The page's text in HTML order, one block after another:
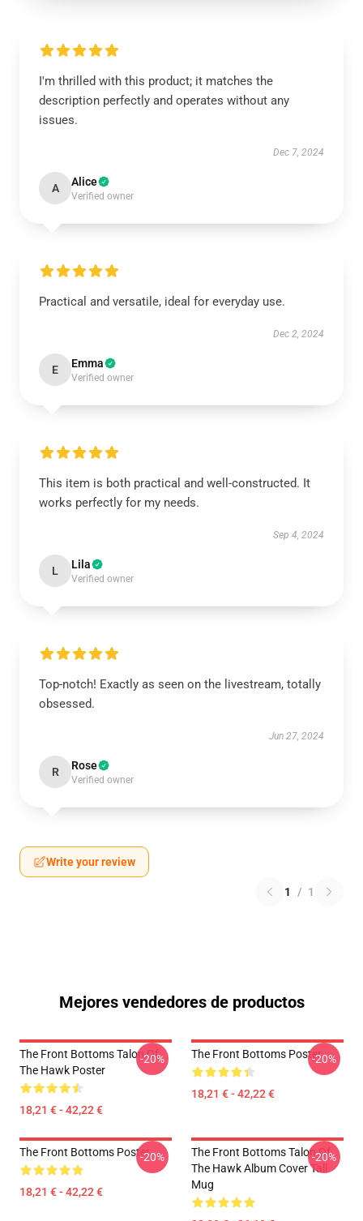
I'm thrilled with this product; it matches the
description perfectly and operates without any
issues.
Dec 7, 2024
A Alice
Verified owner
Practical and versatile, ideal for everyday use.
Dec 2, 2024
E Emma
Verified owner
This item is both practical and well-constructed. It
works perfectly for my needs.
Sep 4, 2024
L Lila
Verified owner
Top-notch! Exactly as seen on the livestream, totally
obsessed.
Jun 27, 2024
R Rose
Verified owner
Write your review
1 / 1
Mejores vendedores de productos
The Front Bottoms Talon Of
The Hawk Poster
18,21 € - 42,22 €
-20% The Front Bottoms Poster
18,21 € - 42,22 €
-20%
The Front Bottoms Poster
18,21 € - 42,22 €
-20%
The Front Bottoms Talon Of
The Hawk Album Cover Tall
Mug
-20%